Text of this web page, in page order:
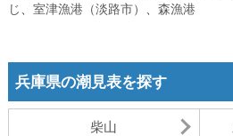
じ
室津漁港（淡路市） 森漁港
兵庫県の潮見表を探す
柴山